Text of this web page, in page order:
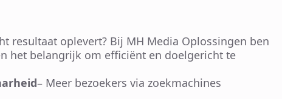
resultaat oplevert? Bij MH Media Oplossingen ben
het belangrijk om efficiënt en doelgericht te
– Meer bezoekers via zoekmachines